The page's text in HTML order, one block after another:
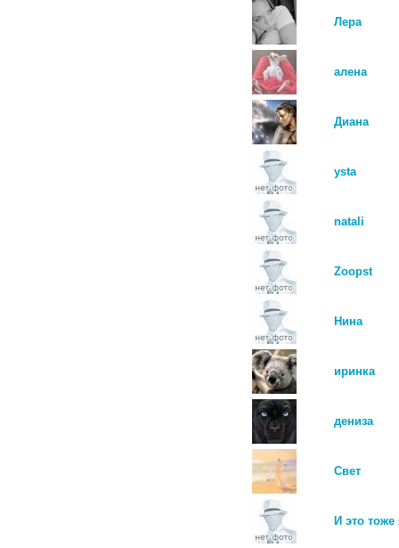
Лера
алена
Диана
ysta
natali
Zoopst
Нина
иринка
дениза
Свет
И это тоже